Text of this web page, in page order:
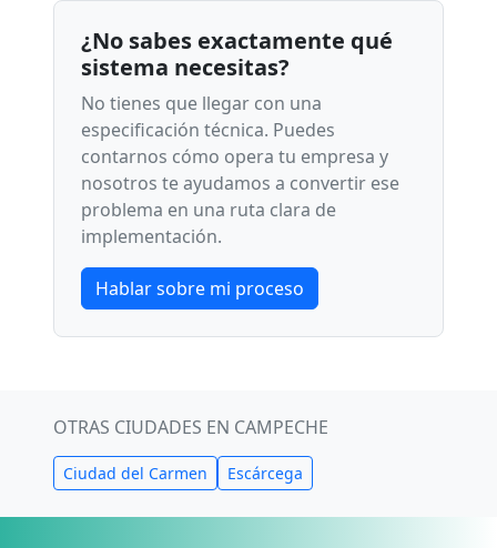
¿No sabes exactamente qué
sistema necesitas?
No tienes que llegar con una
especificación técnica. Puedes
contarnos cómo opera tu empresa y
nosotros te ayudamos a convertir ese
problema en una ruta clara de
implementación.
Hablar sobre mi proceso
OTRAS CIUDADES EN CAMPECHE
Ciudad del Carmen Escárcega